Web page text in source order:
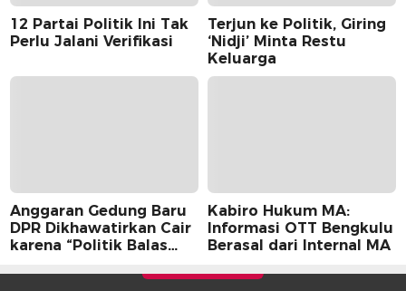
12 Partai Politik Ini Tak
Perlu Jalani Verifikasi
Terjun ke Politik, Giring
‘Nidji’ Minta Restu
Keluarga
Anggaran Gedung Baru
DPR Dikhawatirkan Cair
karena “Politik Balas
Kabiro Hukum MA:
Informasi OTT Bengkulu
Berasal dari Internal MA